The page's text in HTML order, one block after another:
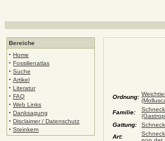
Bereiche
· Home
· Fossilienatlas
· Suche
· Artikel
· Literatur
· FAQ
· Web Links
· Danksagung
· Disclaimer / Datenschutz
· Steinkern
Ordnung:
Familie:
Gattung:
Art: